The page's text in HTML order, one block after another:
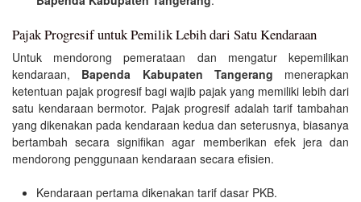
Pajak Progresif untuk Pemilik Lebih dari Satu Kendaraan
Untuk mendorong pemerataan dan mengatur kepemilikan
kendaraan, Bapenda Kabupaten Tangerang menerapkan
ketentuan pajak progresif bagi wajib pajak yang memiliki lebih dari
satu kendaraan bermotor. Pajak progresif adalah tarif tambahan
yang dikenakan pada kendaraan kedua dan seterusnya, biasanya
bertambah secara signifikan agar memberikan efek jera dan
mendorong penggunaan kendaraan secara efisien.
Kendaraan pertama dikenakan tarif dasar PKB.